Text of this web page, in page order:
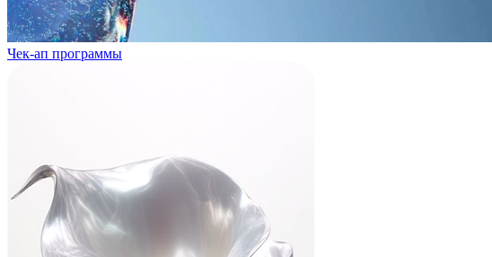
Чек-ап программы